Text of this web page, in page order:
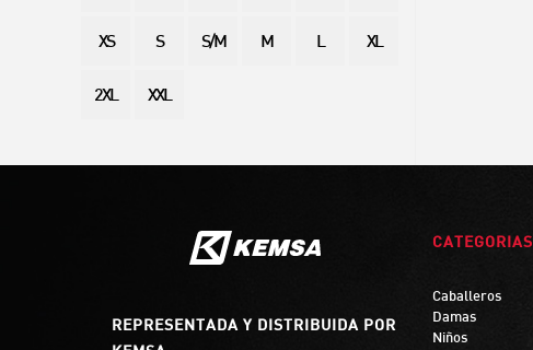
XS S S/M M L XL
2XL XXL
REPRESENTADA Y DISTRIBUIDA POR
CATEGORIAS
Caballeros
Damas
Niños